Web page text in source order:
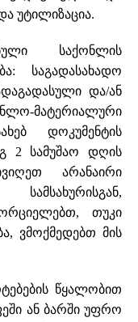
უტილიზაცია.
საქონლის
საგადასახადო
და/ან
მატერიალური
დოკუმენტის
2 სამუშაო დღის
არანაირი
თუკი
ვმოქმედებთ მის
წყალობით
ან ბარში უფრო